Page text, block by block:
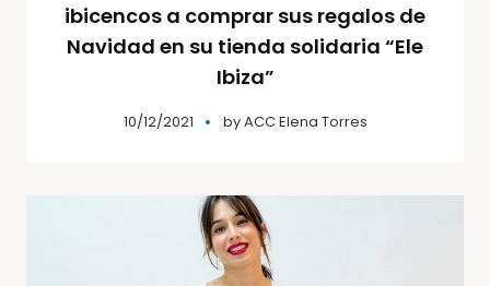
ibicencos a comprar sus regalos de
Navidad en su tienda solidaria “Ele
Ibiza”
10/12/2021 byACC Elena Torres